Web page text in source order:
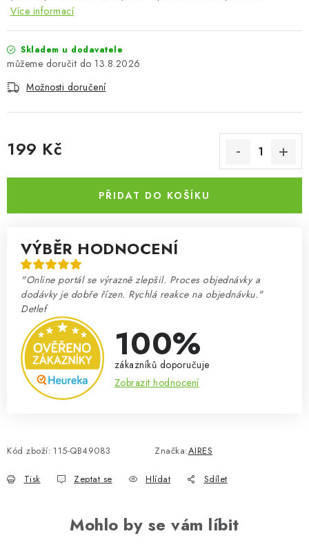
Reklamační řád
FAQ
Výstavy 2026
Více informací
Skladem u dodavatele
13.8.2026
Možnosti doručení
199 Kč
PŘIDAT DO KOŠÍKU
VÝBĚR HODNOCENÍ
"Online portál se výrazně zlepšil. Proces objednávky a
dodávky je dobře řízen. Rychlá reakce na objednávku."
Detlef
100%
zákazníků doporučuje
Zobrazit hodnocení
Kód zboží: 115-QB49083 Značka:AIRES
Tisk Zeptat se Hlídat Sdílet
Mohlo by se vám líbit